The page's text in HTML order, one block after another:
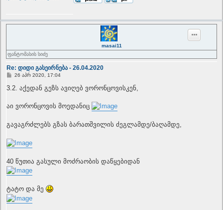
masai11
ფანტომასის სიძე
Re: დიდი გასეირნება - 26.04.2020
P
s
26 აპრ 2020, 17:04
3.2. აქედან გეზს ავიღებ ვორონცოვისკენ,
აი ვორონცოვის მოედანიც
გავაგრძლებს გზას ბარათშვილის ძეგლამდე/ბაღამდე,
40 წუთია გასული მოძრაობის დაწყებიდან
ტატო და მე